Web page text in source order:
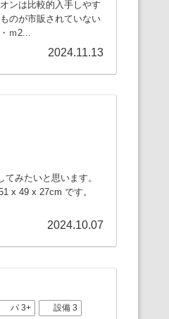
ンは比較的入手しやす
のが市販されていない
ｍ2...
2024.11.13
みたいと思います。
x 49 x 27cm です。
2024.10.07
パ 3+ 設備 3